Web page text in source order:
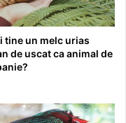
tine un melc urias
de uscat ca animal de